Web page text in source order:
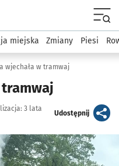
Komunikacja
miejska Zmiany Piesi
wjechała w tramwaj
3 lata
Udostępnijartykuł